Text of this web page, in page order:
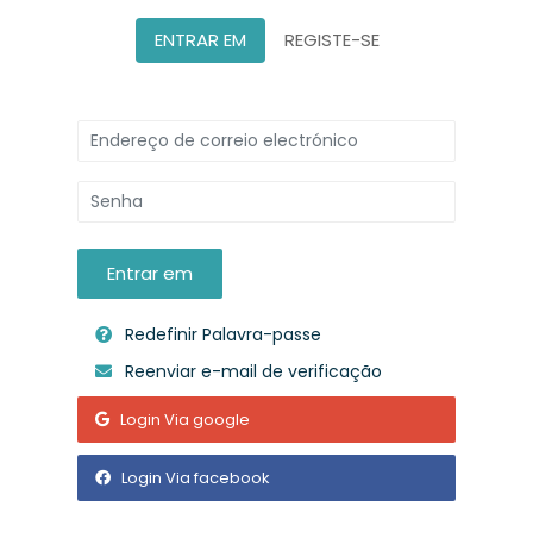
ENTRAR EM REGISTE-SE
Entrar em
Redefinir Palavra-passe
Reenviar e-mail de verificação
Login Via google
Login Via facebook